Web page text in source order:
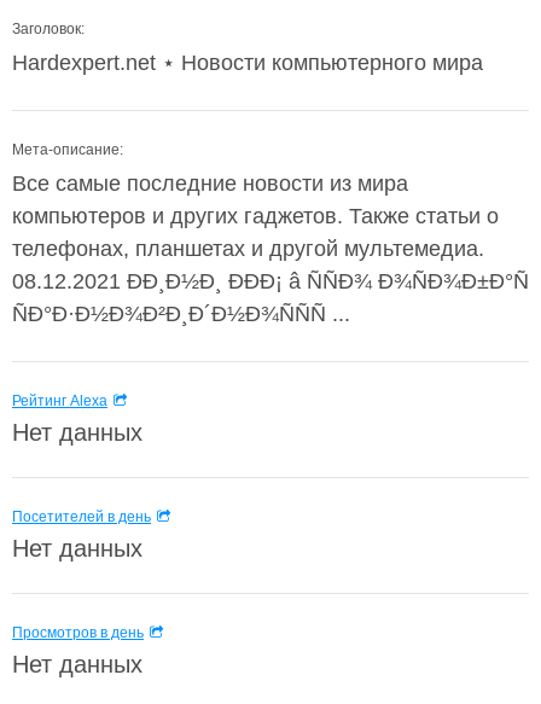
Заголовок:
Hardexpert.net ⋆ Новости компьютерного мира
Мета-описание:
Все самые последние новости из мира
компьютеров и других гаджетов. Также статьи о
телефонах, планшетах и другой мультемедиа.
08.12.2021 ÐÐ¸Ð½Ð¸ ÐÐÐ¡ â ÑÑÐ¾ Ð¾ÑÐ¾Ð±Ð°Ñ
ÑÐ°Ð·Ð½Ð¾Ð²Ð¸Ð´Ð½Ð¾ÑÑÑ ...
Рейтинг Alexa
Нет данных
Посетителей в день
Нет данных
Просмотров в день
Нет данных